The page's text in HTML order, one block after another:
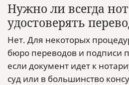
Нужно ли всегда
удостоверять
Нет. Для некоторых
бюро переводов и подписи
если документ идет к
суд или в большинство